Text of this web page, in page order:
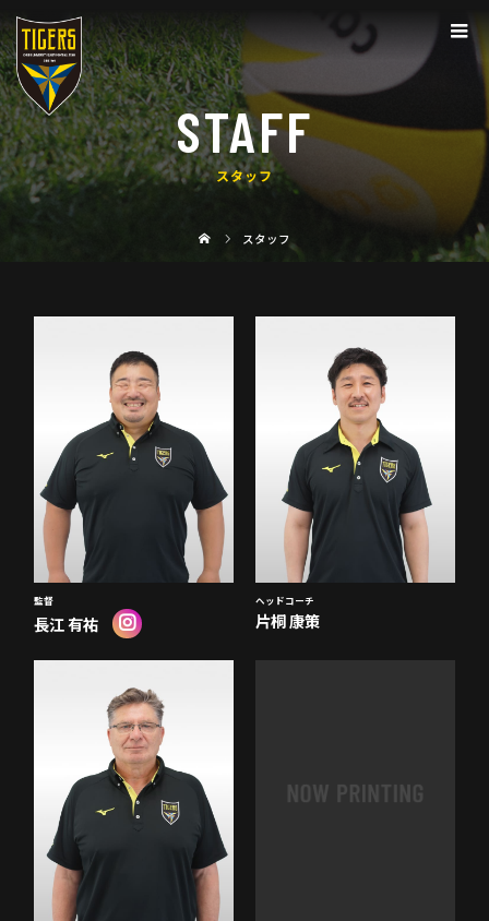
STAFF
スタッフ
スタッフ
監督
長江 有祐
ヘッドコーチ
片桐 康策